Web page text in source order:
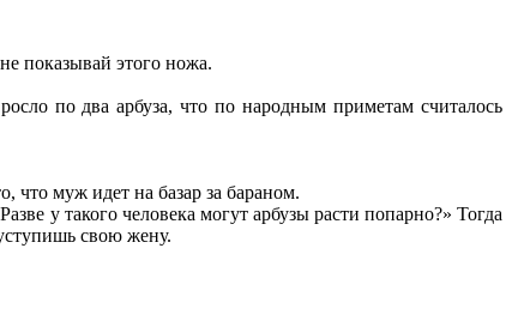
показывай этого ножа.
по два арбуза, что по народным приметам считалось
что муж идет на базар за бараном.
у такого человека могут арбузы расти попарно?» Тогда
свою жену.